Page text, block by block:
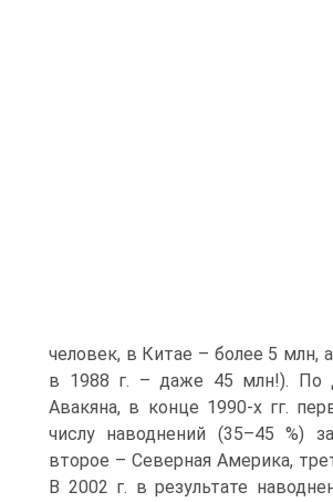
человек, в Китае – более 5 млн,
в 1988 г. – даже 45 млн!). По
Авакяна, в конце 1990-х гг.
числу наводнений (35–45 %)
второе – Северная Америка,
В 2002 г. в результате